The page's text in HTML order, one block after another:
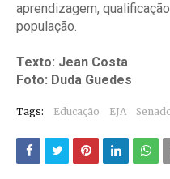
aprendizagem,
população.
Texto: Jean Costa
Foto: Duda Guedes
Tags: Educação EJA